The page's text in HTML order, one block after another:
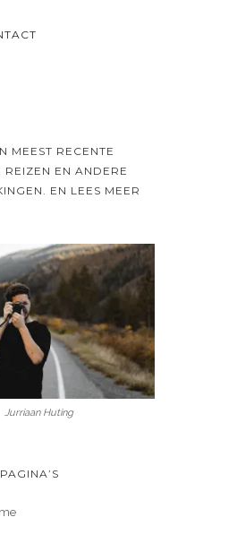
MEEST RECENTE
REIZEN EN ANDERE
EN LEES MEER
Jurriaan Huting